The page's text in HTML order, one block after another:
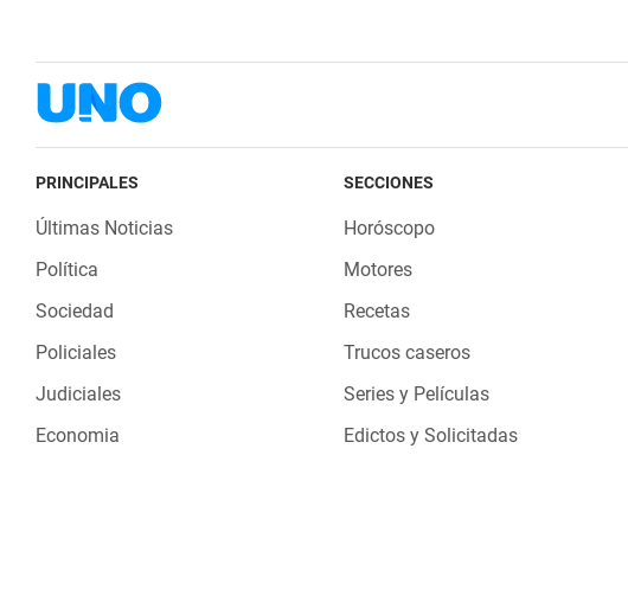
PRINCIPALES
Últimas Noticias
Política
Sociedad
Policiales
Judiciales
Economia
SECCIONES
Horóscopo
Motores
Recetas
Trucos caseros
Series y Películas
Edictos y Solicitadas